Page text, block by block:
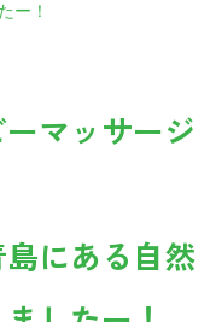
ー！
マッサージ
にある自然